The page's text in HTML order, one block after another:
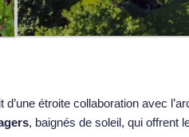
d’une étroite collaboration avec
, baignés de soleil, qui offrent